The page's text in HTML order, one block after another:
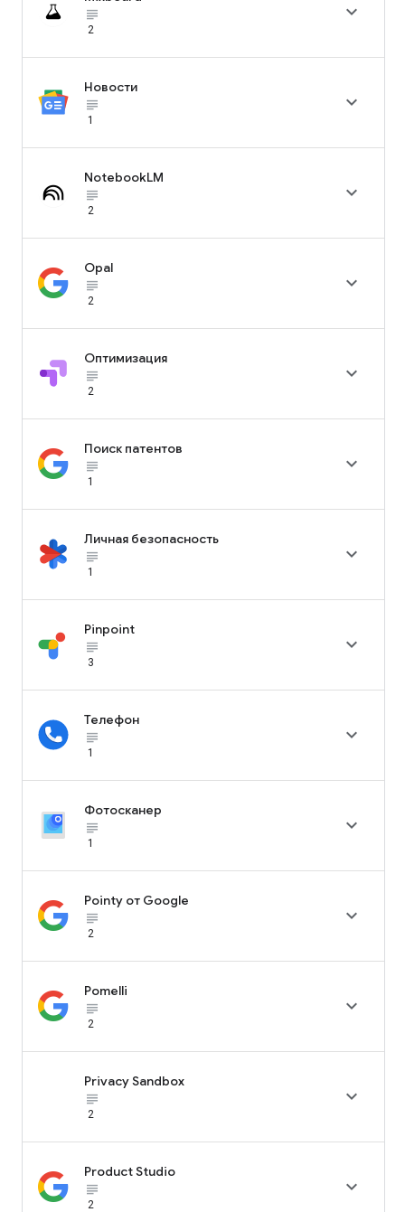
subject_black
2

Новости
subject_black
1

NotebookLM
subject_black
2

Opal
subject_black
2

Оптимизация
subject_black
2

Поиск патентов
subject_black
1

Личная безопасность
subject_black
1

Pinpoint
subject_black
3

Телефон
subject_black
1

Фотосканер
subject_black
1

Pointy от Google
subject_black
2

Pomelli
subject_black
2

Privacy Sandbox
subject_black
2

Product Studio
subject_black
2
